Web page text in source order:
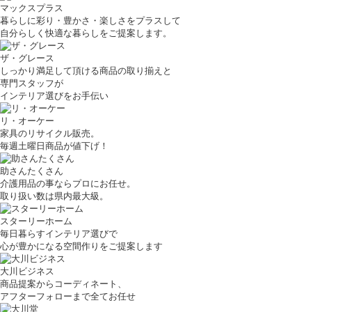
マックスプラス
暮らしに彩り・豊かさ・楽しさをプラスして
自分らしく快適な暮らしをご提案します。
ザ・グレース
しっかり満足して頂ける商品の取り揃えと
専門スタッフが
インテリア選びをお手伝い
リ・オーケー
家具のリサイクル販売。
毎週土曜日商品が値下げ！
助さんたくさん
介護用品の事ならプロにお任せ。
取り扱い数は県内最大級。
スターリーホーム
毎日暮らすインテリア選びで
心が豊かになる空間作りをご提案します
大川ビジネス
商品提案からコーディネート、
アフターフォローまで全てお任せ